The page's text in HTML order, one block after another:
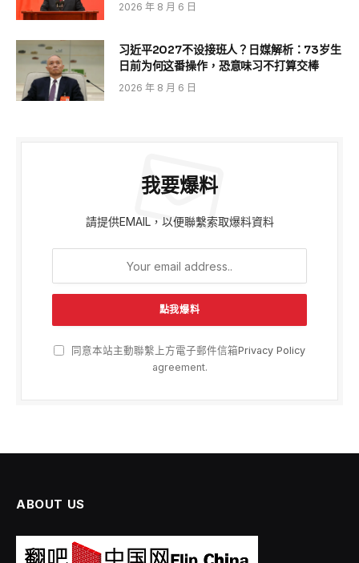
2026 年 8 月 6 日
习近平2027不设接班人？日媒解析：73岁生
日前为何这番操作，恐意味习不打算交棒
2026 年 8 月 6 日
我要爆料
請提供EMAIL，以便聯繫索取爆料資料
同意本站主動聯繫上方電子郵件信箱Privacy Policy
agreement.
ABOUT US